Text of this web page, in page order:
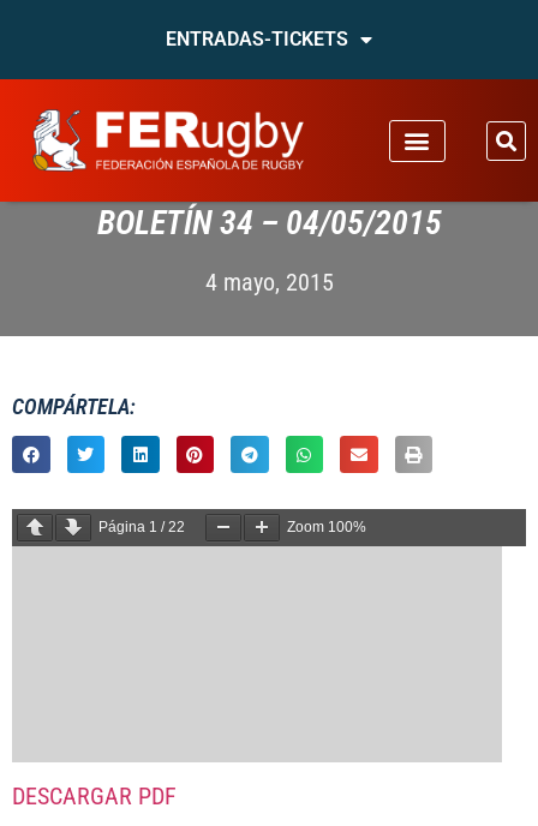
ENTRADAS-TICKETS
BOLETÍN 34 – 04/05/2015
4 mayo, 2015
COMPÁRTELA:
Página 1 /22 Zoom 100%
DESCARGAR PDF